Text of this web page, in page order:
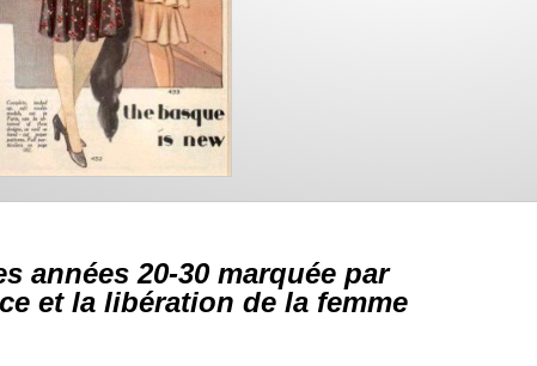
années 20-30 marquée par
et la libération de la femme